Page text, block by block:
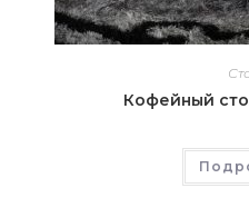
Кофейный